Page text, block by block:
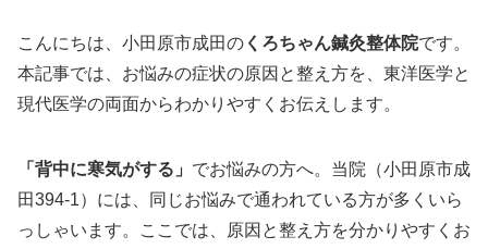
こんにちは、小田原市成田の くろちゃん鍼灸整体院です。
本記事では、お悩みの症状の原因と整え方を、東洋医学と
現代医学の両面からわかりやすくお伝えします。
「背中に寒気がする」 でお悩みの方へ。当院（小田原市成
田394-1）には、同じお悩みで通われている方が多くいら
っしゃいます。ここでは、原因と整え方を分かりやすくお